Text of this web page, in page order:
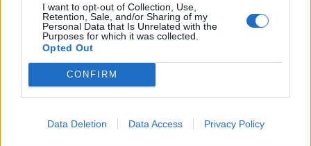
I want to opt-out of Collection, Use,
Retention, Sale, and/or Sharing of my
Personal Data that Is Unrelated with the
Purposes for which it was collected.
Opted Out
CONFIRM
Data Deletion Data Access Privacy Policy
– Nem, talán egy kicsit a gyomrom. Lehet, hogy a
szilvától, amit anya hozott. Még zöld volt.
– Lehet! De igyekezz, mert Andi néni mostanában
mindig feszült és kiabál. Jó lenne megúszni ezt az órát.
büntetést kapok.